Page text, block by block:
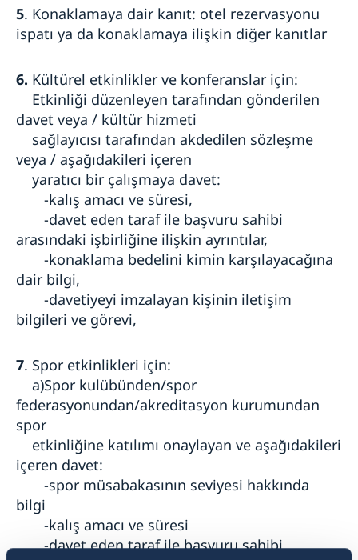
5. Konaklamaya dair kanıt: otel rezervasyonu
ispatı ya da konaklamaya ilişkin diğer kanıtlar
6. Kültürel etkinlikler ve konferanslar için:
Etkinliği düzenleyen tarafından gönderilen
davet veya / kültür hizmeti
sağlayıcısı tarafından akdedilen sözleşme
veya / aşağıdakileri içeren
yaratıcı bir çalışmaya davet:
-kalış amacı ve süresi,
-davet eden taraf ile başvuru sahibi
arasındaki işbirliğine ilişkin ayrıntılar,
-konaklama bedelini kimin karşılayacağına
dair bilgi,
-davetiyeyi imzalayan kişinin iletişim
bilgileri ve görevi,
7. Spor etkinlikleri için:
a)Spor kulübünden/spor
federasyonundan/akreditasyon kurumundan
spor
etkinliğine katılımı onaylayan ve aşağıdakileri
içeren davet:
-spor müsabakasının seviyesi hakkında
bilgi
-kalış amacı ve süresi
-davet eden taraf ile başvuru sahibi